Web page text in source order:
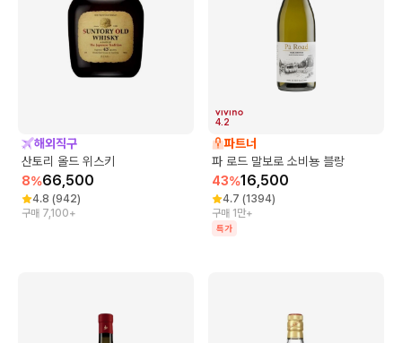
해외직구
산토리 올드 위스키
8%66,500
4.8 (942)
구매 7,100+
4.2
파트너
파 로드 말보로 소비뇽 블랑
43%16,500
4.7 (1394)
구매 1만+
특가